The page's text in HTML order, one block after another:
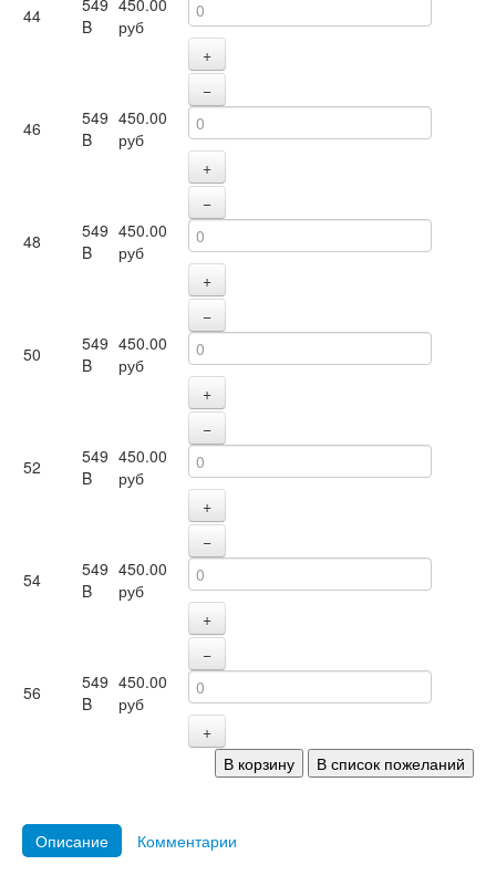
44
549
B
450.00
руб
+
46
549
B
450.00
руб
−
+
48
549
B
450.00
руб
−
+
50
549
B
450.00
руб
−
+
52
549
B
450.00
руб
−
+
54
549
B
450.00
руб
−
+
56
549
B
450.00
руб
−
+
Описание Комментарии